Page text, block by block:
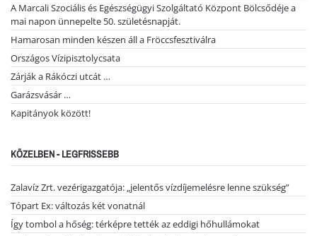
A Marcali Szociális és Egészségügyi Szolgáltató Központ Bölcsődéje a
mai napon ünnepelte 50. születésnapját.
Hamarosan minden készen áll a Fröccsfesztiválra
Országos Vízipisztolycsata
Zárják a Rákóczi utcát …
Garázsvásár …
Kapitányok között!
KÖZELBEN - LEGFRISSEBB
Zalavíz Zrt. vezérigazgatója: „jelentős vízdíjemelésre lenne szükség”
Tópart Ex: változás két vonatnál
Így tombol a hőség: térképre tették az eddigi hőhullámokat